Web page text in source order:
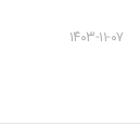
۱۴۰۳-۱۱-۰۷